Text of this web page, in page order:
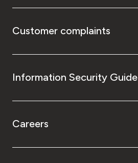
Customer complaints
Information Security Guide
Careers